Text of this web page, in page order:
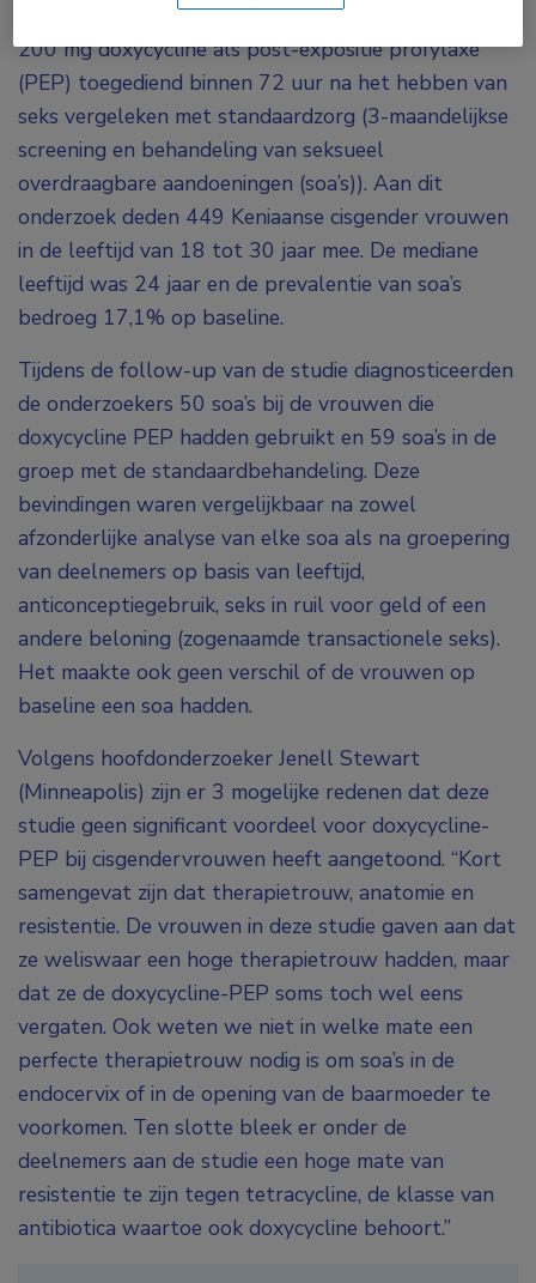
In een open-label gerandomiseerd onderzoek werd
200 mg doxycycline als post-expositie profylaxe
(PEP) toegediend binnen 72 uur na het hebben van
seks vergeleken met standaardzorg (3-maandelijkse
screening en behandeling van seksueel
overdraagbare aandoeningen (soa’s)). Aan dit
onderzoek deden 449 Keniaanse cisgender vrouwen
in de leeftijd van 18 tot 30 jaar mee. De mediane
leeftijd was 24 jaar en de prevalentie van soa’s
bedroeg 17,1% op baseline.
Tijdens de follow-up van de studie diagnosticeerden
de onderzoekers 50 soa’s bij de vrouwen die
doxycycline PEP hadden gebruikt en 59 soa’s in de
groep met de standaardbehandeling. Deze
bevindingen waren vergelijkbaar na zowel
afzonderlijke analyse van elke soa als na groepering
van deelnemers op basis van leeftijd,
anticonceptiegebruik, seks in ruil voor geld of een
andere beloning (zogenaamde transactionele seks).
Het maakte ook geen verschil of de vrouwen op
baseline een soa hadden.
Volgens hoofdonderzoeker Jenell Stewart
(Minneapolis) zijn er 3 mogelijke redenen dat deze
studie geen significant voordeel voor doxycycline-
PEP bij cisgendervrouwen heeft aangetoond. “Kort
samengevat zijn dat therapietrouw, anatomie en
resistentie. De vrouwen in deze studie gaven aan dat
ze weliswaar een hoge therapietrouw hadden, maar
dat ze de doxycycline-PEP soms toch wel eens
vergaten. Ook weten we niet in welke mate een
perfecte therapietrouw nodig is om soa’s in de
endocervix of in de opening van de baarmoeder te
voorkomen. Ten slotte bleek er onder de
deelnemers aan de studie een hoge mate van
resistentie te zijn tegen tetracycline, de klasse van
antibiotica waartoe ook doxycycline behoort.”